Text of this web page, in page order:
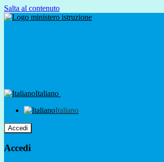
Salta al contenuto
Italiano
Italiano
Accedi
Accedi